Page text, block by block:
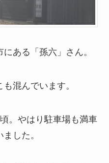
ある「孫六」さん。
混んでいます。
。やはり駐車場も満車
した。